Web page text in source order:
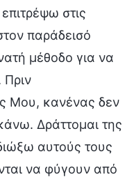
στις
παράδεισό
μέθοδο για να
Μου, κανένας δεν
Δράττομαι της
αυτούς τους
να φύγουν από